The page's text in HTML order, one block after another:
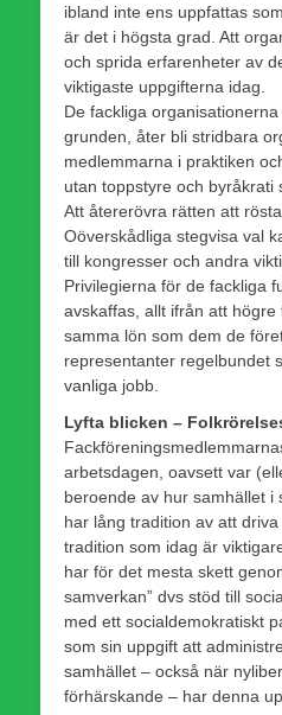
ibland inte ens uppfattas
är det i högsta grad. Att
och sprida erfarenheter av
viktigaste uppgifterna idag.
De fackliga
grunden, åter bli stridbara
medlemmarna i praktiken
utan toppstyre och byråkrati
Att återerövra rätten att
Oöverskådliga stegvisa val
till kongresser och andra
Privilegierna för de fackliga
avskaffas, allt ifrån att högre
samma lön som dem de
representanter regelbundet
vanliga jobb.
Lyfta blicken –
arbetsdagen, oavsett var
beroende av hur samhället i
har lång tradition av att
tradition som idag är
har för det mesta skett
samverkan” dvs stöd till
med ett socialdemokratiskt
som sin uppgift att
samhället – också när
förhärskande – har denna